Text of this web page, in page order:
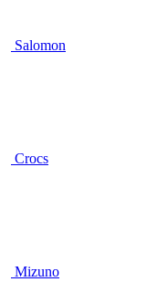
Salomon
Crocs
Mizuno